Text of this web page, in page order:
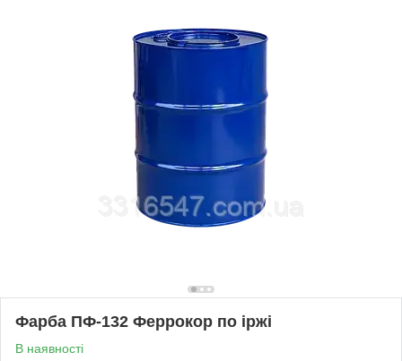
Фарба ПФ-132 Феррокор по іржі
В наявності